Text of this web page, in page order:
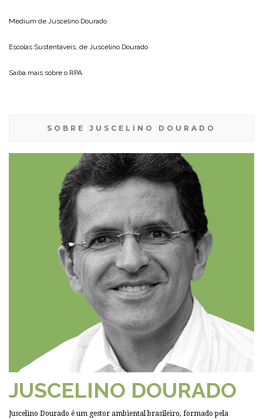
Medium de Juscelino Dourado
Escolas Sustentáveis, de Juscelino Dourado
Saiba mais sobre o RPA
SOBRE JUSCELINO DOURADO
JUSCELINO DOURADO
Juscelino Dourado é um gestor ambiental brasileiro, formado pela